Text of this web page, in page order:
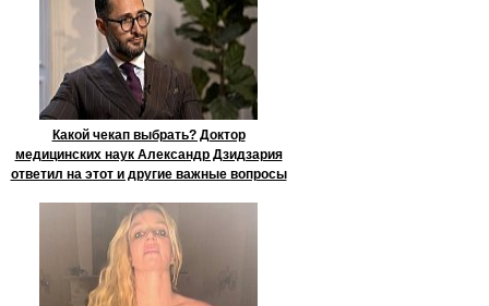
Какой чекап выбрать? Доктор
медицинских наук Александр Дзидзария
ответил на этот и другие важные вопросы